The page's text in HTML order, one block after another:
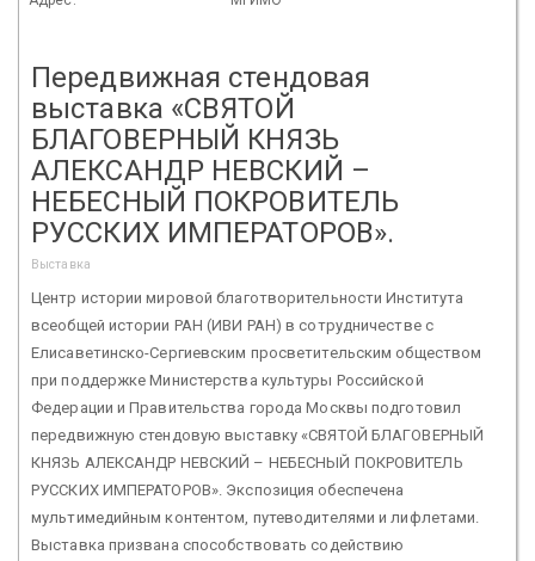
Передвижная стендовая
выставка «СВЯТОЙ
БЛАГОВЕРНЫЙ КНЯЗЬ
АЛЕКСАНДР НЕВСКИЙ –
НЕБЕСНЫЙ ПОКРОВИТЕЛЬ
РУССКИХ ИМПЕРАТОРОВ».
Выставка
Центр истории мировой благотворительности Института
всеобщей истории РАН (ИВИ РАН) в сотрудничестве с
Елисаветинско-Сергиевским просветительским обществом
при поддержке Министерства культуры Российской
Федерации и Правительства города Москвы подготовил
передвижную стендовую выставку «СВЯТОЙ БЛАГОВЕРНЫЙ
КНЯЗЬ АЛЕКСАНДР НЕВСКИЙ – НЕБЕСНЫЙ ПОКРОВИТЕЛЬ
РУССКИХ ИМПЕРАТОРОВ». Экспозиция обеспечена
мультимедийным контентом, путеводителями и лифлетами.
Выставка призвана способствовать содействию